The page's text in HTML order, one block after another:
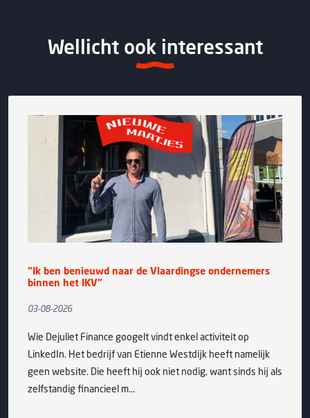
Wellicht ook interessant
“Ik ben benieuwd naar de Vlaardingse ondernemers
binnen het IKV”
03-08-2026
Wie Dejuliet Finance googelt vindt enkel activiteit op
LinkedIn. Het bedrijf van Etienne Westdijk heeft namelijk
geen website. Die heeft hij ook niet nodig, want sinds hij als
zelfstandig financieel m...